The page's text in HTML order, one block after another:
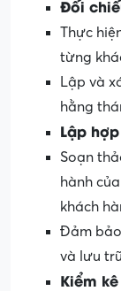
Đối
Thực
từng
Lập và
hằng
Lập
Soạn
hành
khách
Đảm
và lưu
Kiểm